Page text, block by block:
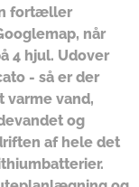
fortæller
når
4 hjul. Udover
- så er der
varme vand,
og
af hele det